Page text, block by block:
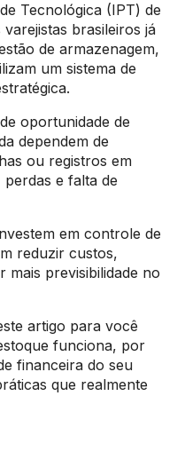
Tecnológica (IPT) de
brasileiros já
de armazenagem,
um sistema de
oportunidade de
dependem de
ou registros em
e falta de
em controle de
reduzir custos,
mais previsibilidade no
artigo para você
funciona, por
financeira do seu
que realmente